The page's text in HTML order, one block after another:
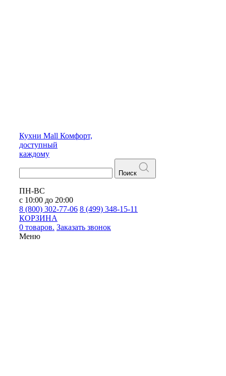
Кухни Mall Комфорт,
доступный
каждому
Поиск
ПН-ВС
с 10:00 до 20:00
8 (800) 302-77-06 8 (499) 348-15-11
КОРЗИНА
0 товаров. Заказать звонок
Меню